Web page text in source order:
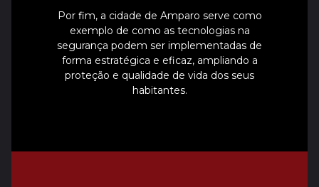
Por fim, a cidade de Amparo serve como
exemplo de como as tecnologias na
segurança podem ser implementadas de
forma estratégica e eficaz, ampliando a
proteção e qualidade de vida dos seus
habitantes.